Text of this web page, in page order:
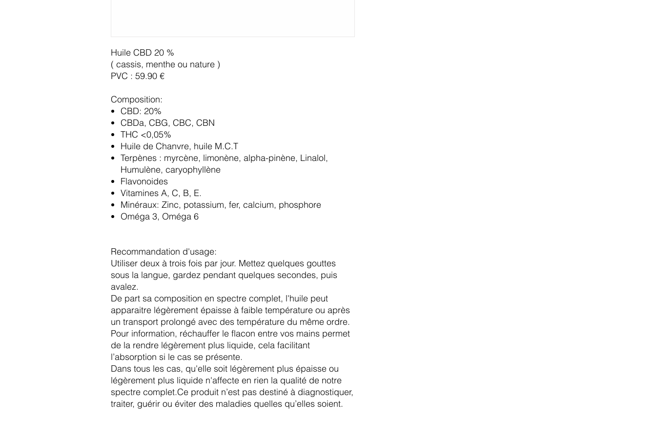
Huile CBD 20 %
( cassis, menthe ou nature )
PVC : 59.90 €
Composition:
CBD: 20%
CBDa, CBG, CBC, CBN
THC <0,05%
Huile de Chanvre, huile M.C.T
Terpènes : myrcène, limonène, alpha-pinène, Linalol,
Humulène, caryophyllène
Flavonoides
Vitamines A, C, B, E.
Minéraux: Zinc, potassium, fer, calcium, phosphore
Oméga 3, Oméga 6
Recommandation d'usage:
Utiliser deux à trois fois par jour. Mettez quelques gouttes
sous la langue, gardez pendant quelques secondes, puis
avalez.
De part sa composition en spectre complet, l'huile peut
apparaitre légèrement épaisse à faible température ou après
un transport prolongé avec des température du même ordre.
Pour information, réchauffer le flacon entre vos mains permet
de la rendre légèrement plus liquide, cela facilitant
l’absorption si le cas se présente.
Dans tous les cas, qu'elle soit légèrement plus épaisse ou
légèrement plus liquide n'affecte en rien la qualité de notre
spectre complet.Ce produit n’est pas destiné à diagnostiquer,
traiter, guérir ou éviter des maladies quelles qu’elles soient.